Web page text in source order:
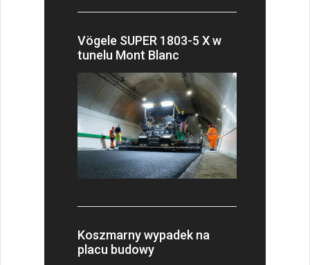
Vögele SUPER 1803-5 X w
tunelu Mont Blanc
Koszmarny wypadek na
placu budowy